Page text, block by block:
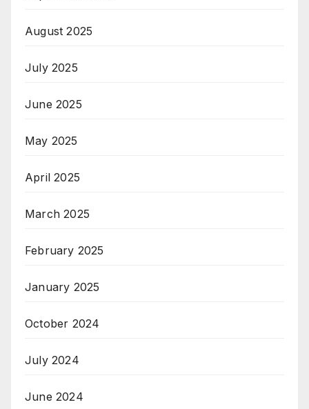
August 2025
July 2025
June 2025
May 2025
April 2025
March 2025
February 2025
January 2025
October 2024
July 2024
June 2024